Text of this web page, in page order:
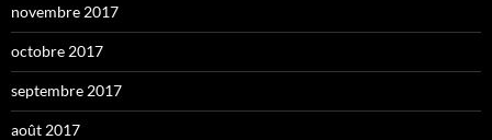
novembre 2017
octobre 2017
septembre 2017
août 2017